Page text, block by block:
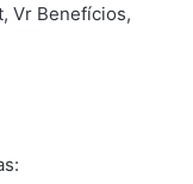
Vr Benefícios,